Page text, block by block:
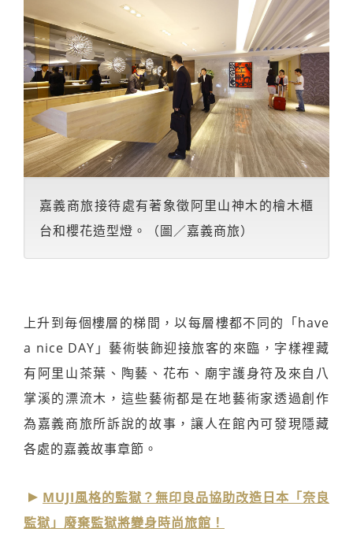
嘉義商旅接待處有著象徵阿里山神木的檜木櫃
台和櫻花造型燈。（圖／嘉義商旅）
上升到毎個樓層的梯間，以每層樓都不同的「have
a nice DAY」藝術裝飾迎接旅客的來臨，字樣裡藏
有阿里山茶葉、陶藝、花布、廟宇護身符及來自八
掌溪的漂流木，這些藝術都是在地藝術家透過創作
為嘉義商旅所訴說的故事，讓人在館內可發現隱藏
各處的嘉義故事章節。
MUJI風格的監獄？無印良品協助改造日本「奈良
監獄」廢棄監獄將變身時尚旅館！